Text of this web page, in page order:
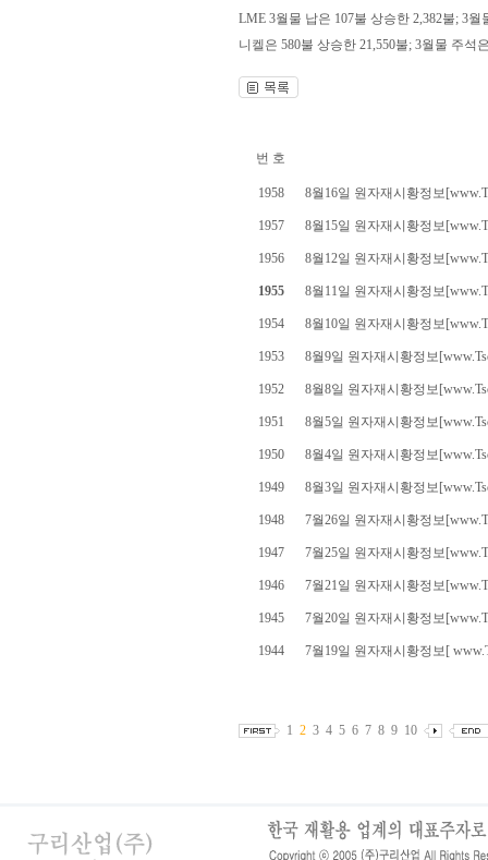
LME 3월물 납은 107불 상승한 2,382불; 3
니켈은 580불 상승한 21,550불; 3월물 주석
번 호
1958 8월16일 원자재시황정보
1957 8월15일 원자재시황정보
1956 8월12일 원자재시황정보
1955 8월11일 원자재시황정보
1954 8월10일 원자재시황정보
1953 8월9일 원자재시황정보
1952 8월8일 원자재시황정보
1951 8월5일 원자재시황정보
1950 8월4일 원자재시황정보
1949 8월3일 원자재시황정보
1948 7월26일 원자재시황정보
1947 7월25일 원자재시황정보
1946 7월21일 원자재시황정보
1945 7월20일 원자재시황정보
1944 7월19일 원자재시황정보[
1 2 3 4 5 6 7 8 9 10